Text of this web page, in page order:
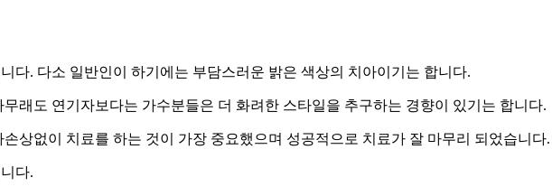
다. 다소 일반인이 하기에는 부담스러운 밝은 색상의 치아이기는 합니다.
래도 연기자보다는 가수분들은 더 화려한 스타일을 추구하는 경향이 있기는 합니다.
상없이 치료를 하는 것이 가장 중요했으며 성공적으로 치료가 잘 마무리 되었습니다
다.